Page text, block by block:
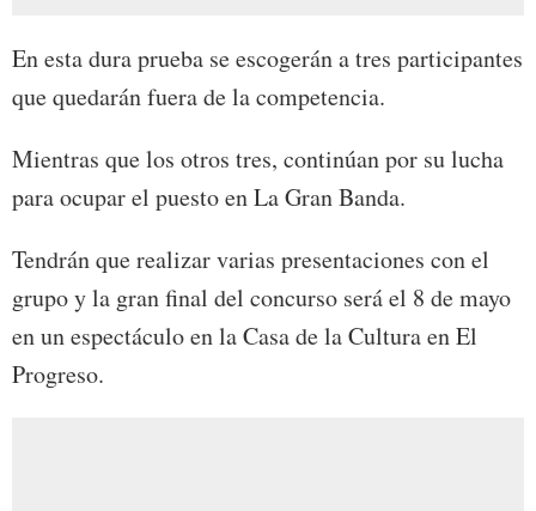
En esta dura prueba se escogerán a tres participantes
que quedarán fuera de la competencia.
Mientras que los otros tres, continúan por su lucha
para ocupar el puesto en La Gran Banda.
Tendrán que realizar varias presentaciones con el
grupo y la gran final del concurso será el 8 de mayo
en un espectáculo en la Casa de la Cultura en El
Progreso.